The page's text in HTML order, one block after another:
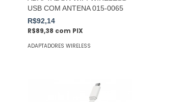
USB COM ANTENA 015-0065
R$92,14
R$89,38 com PIX
ADAPTADORES WIRELESS